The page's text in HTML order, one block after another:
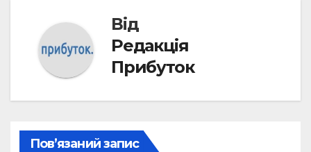
Від
Редакція
Прибуток
Пов’язаний запис